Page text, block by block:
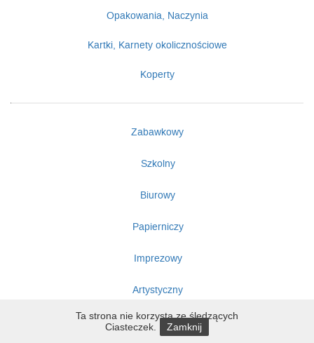
Opakowania, Naczynia
Kartki, Karnety okolicznościowe
Koperty
Zabawkowy
Szkolny
Biurowy
Papierniczy
Imprezowy
Artystyczny
Ta strona nie korzysta ze śledzących
Ciasteczek.
Zamknij